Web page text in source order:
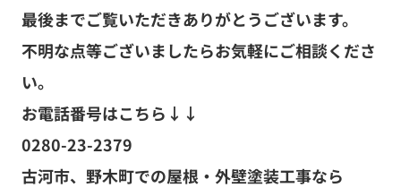
最後までご覧いただきありがとうございます。
不明な点等ございましたらお気軽にご相談くださ
い。
お電話番号はこちら↓↓
0280-23-2379
古河市、野木町での屋根・外壁塗装工事なら